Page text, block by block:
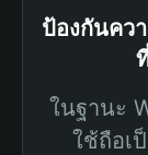
ป้องกันคว
ในฐานะ
ใช้ถือเ